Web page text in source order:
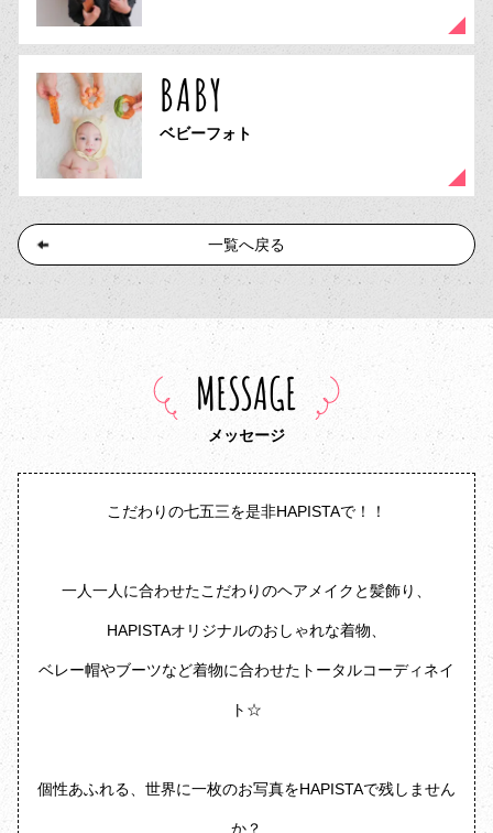
BABY
ベビーフォト
一覧へ戻る
MESSAGE
メッセージ
こだわりの七五三を是非HAPISTAで！！
一人一人に合わせたこだわりのヘアメイクと髪飾り、
HAPISTAオリジナルのおしゃれな着物、
ベレー帽やブーツなど着物に合わせたトータルコーディネイ
ト☆
個性あふれる、世界に一枚のお写真をHAPISTAで残しません
か？